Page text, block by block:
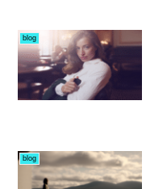
blog
blog